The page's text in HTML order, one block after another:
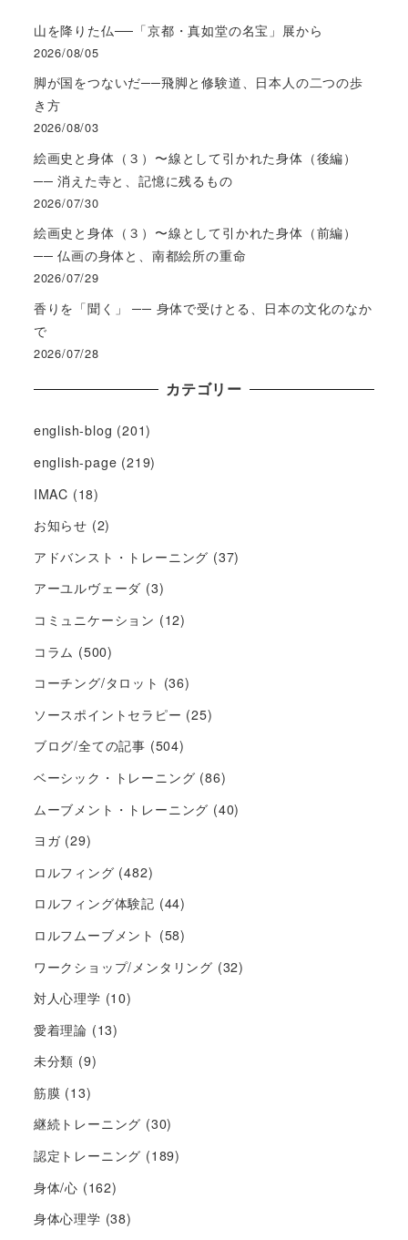
山を降りた仏──「京都・真如堂の名宝」展から
2026/08/05
脚が国をつないだ──飛脚と修験道、日本人の二つの歩
き方
2026/08/03
絵画史と身体（３）〜線として引かれた身体（後編）
── 消えた寺と、記憶に残るもの
2026/07/30
絵画史と身体（３）〜線として引かれた身体（前編）
── 仏画の身体と、南都絵所の重命
2026/07/29
香りを「聞く」 ── 身体で受けとる、日本の文化のなか
で
2026/07/28
カテゴリー
english-blog (201)
english-page (219)
IMAC (18)
お知らせ (2)
アドバンスト・トレーニング (37)
アーユルヴェーダ (3)
コミュニケーション (12)
コラム (500)
コーチング/タロット (36)
ソースポイントセラピー (25)
ブログ/全ての記事 (504)
ベーシック・トレーニング (86)
ムーブメント・トレーニング (40)
ヨガ(29)
ロルフィング (482)
ロルフィング体験記 (44)
ロルフムーブメント (58)
ワークショップ/メンタリング (32)
対人心理学 (10)
愛着理論 (13)
未分類 (9)
筋膜 (13)
継続トレーニング (30)
認定トレーニング (189)
身体/心 (162)
身体心理学 (38)